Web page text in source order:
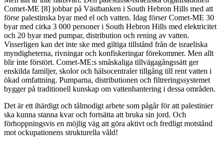
Comet-ME [8] jobbar på Västbanken i South Hebron Hills med att
förse palestinska byar med el och vatten. Idag förser Comet-ME 30
byar med cirka 3 000 personer i South Hebron Hills med elektricitet
och 20 byar med pumpar, distribution och rening av vatten.
Visserligen kan det inte ske med giltiga tillstånd från de israeliska
myndigheterna, rivningar och konfiskeringar förekommer. Men allt
blir inte förstört. Comet-ME:s småskaliga tillvägagångssätt ger
enskilda familjer, skolor och hälsocentraler tillgång till rent vatten i
ökad omfattning. Pumparna, distributionen och filtreringssystemet
bygger på traditionell kunskap om vattenhantering i dessa områden.
Det är ett ihärdigt och tålmodigt arbete som pågår för att palestinier
ska kunna stanna kvar och fortsätta att bruka sin jord. Och
förhoppningsvis en möjlig väg att göra aktivt och fredligt motstånd
mot ockupationens strukturella våld!